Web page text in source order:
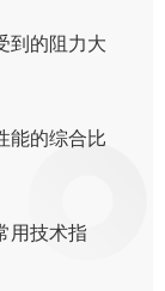
到的阻力大
能的综合比
用技术指